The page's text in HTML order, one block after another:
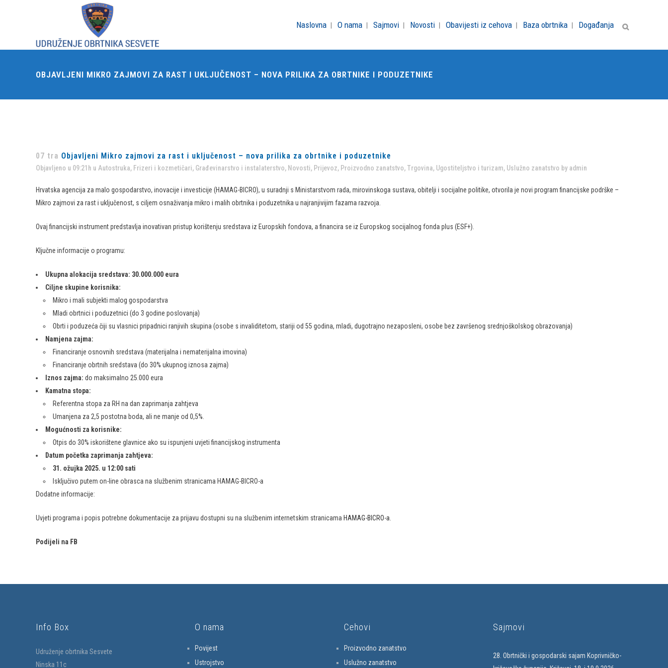
Naslovna O nama Sajmovi Novosti Obavijesti iz cehova Baza obrtnika Događanja
OBJAVLJENI MIKRO ZAJMOVI ZA RAST I UKLJUČENOST – NOVA PRILIKA ZA OBRTNIKE I PODUZETNIKE
07 tra Objavljeni Mikro zajmovi za rast i uključenost – nova prilika za obrtnike i poduzetnike
Objavljeno u 09:21h u Autostruka, Frizeri i kozmetičari, Građevinarstvo i instalaterstvo, Novosti, Prijevoz, Proizvodno zanatstvo,Trgovina, Ugostiteljstvo i turizam, Uslužno zanatstvo by admin
Hrvatska agencija za malo gospodarstvo, inovacije i investicije (HAMAG-BICRO), u suradnji s Ministarstvom rada, mirovinskoga sustava, obitelji i socijalne politike, otvorila je novi program financijske podrške –
Mikro zajmovi za rast i uključenost, s ciljem osnaživanja mikro i malih obrtnika i poduzetnika u najranjivijim fazama razvoja.
Ovaj financijski instrument predstavlja inovativan pristup korištenju sredstava iz Europskih fondova, a financira se iz Europskog socijalnog fonda plus (ESF+).
Ključne informacije o programu:
Ukupna alokacija sredstava: 30.000.000 eura
Ciljne skupine korisnika:
Mikro i mali subjekti malog gospodarstva
Mladi obrtnici i poduzetnici (do 3 godine poslovanja)
Obrti i poduzeća čiji su vlasnici pripadnici ranjivih skupina (osobe s invaliditetom, stariji od 55 godina, mladi, dugotrajno nezaposleni, osobe bez završenog srednjoškolskog obrazovanja)
Namjena zajma:
Financiranje osnovnih sredstava (materijalna i nematerijalna imovina)
Financiranje obrtnih sredstava (do 30% ukupnog iznosa zajma)
Iznos zajma: do maksimalno 25.000 eura
Kamatna stopa:
Referentna stopa za RH na dan zaprimanja zahtjeva
Umanjena za 2,5 postotna boda, ali ne manje od 0,5%.
Mogućnosti za korisnike:
Otpis do 30% iskorištene glavnice ako su ispunjeni uvjeti financijskog instrumenta
Datum početka zaprimanja zahtjeva:
31. ožujka 2025. u 12:00 sati
Isključivo putem on-line obrasca na službenim stranicama HAMAG-BICRO-a
Dodatne informacije:
Uvjeti programa i popis potrebne dokumentacije za prijavu dostupni su na službenim internetskim stranicama HAMAG-BICRO-a.
Podijeli na FB
Info Box
Udruženje obrtnika Sesvete
Ninska 11c
O nama
Povijest
Ustrojstvo
Cehovi
Proizvodno zanatstvo
Uslužno zanatstvo
Sajmovi
28. Obrtnički i gospodarski sajam Koprivničko-